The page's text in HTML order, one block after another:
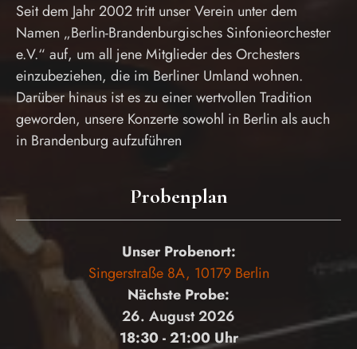
Seit dem Jahr 2002 tritt unser Verein unter dem
Namen „Berlin-Brandenburgisches Sinfonieorchester
e.V.“ auf, um all jene Mitglieder des Orchesters
einzubeziehen, die im Berliner Umland wohnen.
Darüber hinaus ist es zu einer wertvollen Tradition
geworden, unsere Konzerte sowohl in Berlin als auch
in Brandenburg aufzuführen
Probenplan
Unser Probenort:
Singerstraße 8A, 10179 Berlin
Nächste Probe:
26. August 2026
18:30 - 21:00 Uhr